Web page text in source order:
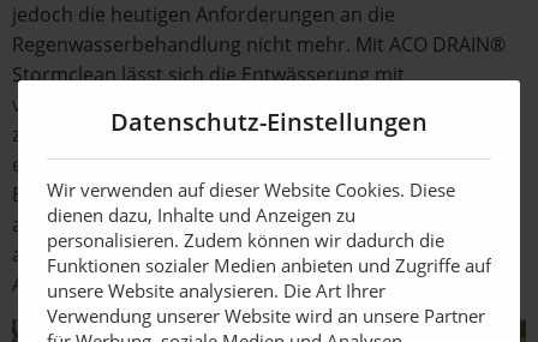
jedoch die heutigen Anforderungen an die
Regenwasserbehandlung nicht mehr. Mit ACO DRAIN®
Stormclean lässt sich die Entwässerung mit
vergleichsweise geringem baulichem Aufwand
zukunftsfit machen, ohne das komplette Rinnensystem
erneuern zu müssen. Lediglich der bestehende
Einlaufkasten wird durch die Behandlungseinheit
ausgetauscht und ermöglicht so die Anpassung an
aktuelle DWA‑Vorgaben, insbesondere im Hinblick auf
AFS63 und Mikroplastik.
Datenschutz-Einstellungen
Wir verwenden auf dieser Website Cookies. Diese
dienen dazu, Inhalte und Anzeigen zu
personalisieren. Zudem können wir dadurch die
Funktionen sozialer Medien anbieten und Zugriffe auf
unsere Website analysieren. Die Art Ihrer
Verwendung unserer Website wird an unsere Partner